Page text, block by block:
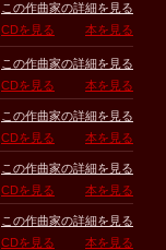
この作曲家の詳細を見る
CDを見る
本を見る
この作曲家の詳細を見る
CDを見る
本を見る
この作曲家の詳細を見る
CDを見る
本を見る
この作曲家の詳細を見る
CDを見る
本を見る
この作曲家の詳細を見る
CDを見る
本を見る